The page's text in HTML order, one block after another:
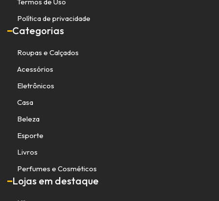
Política de privacidade
Categorias
Roupas e Calçados
Acessórios
Eletrônicos
Casa
Beleza
Esporte
Livros
Perfumes e Cosméticos
Lojas em destaque